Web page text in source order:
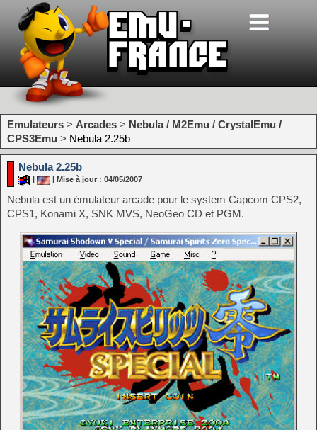
Emulateurs > Arcades > Nebula / M2Emu / CrystalEmu /
CPS3Emu > Nebula 2.25b
Nebula 2.25b
| Mise à jour : 04/05/2007
Nebula est un émulateur arcade pour le system Capcom CPS2,
CPS1, Konami X, SNK MVS, NeoGeo CD et PGM.